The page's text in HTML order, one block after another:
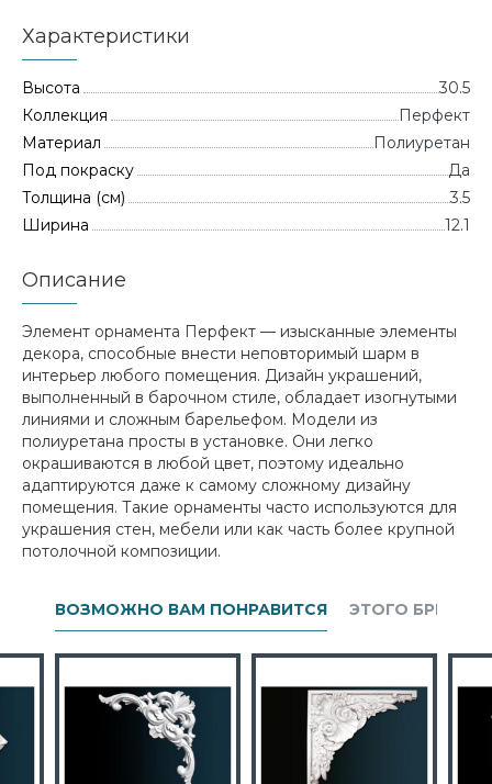
Характеристики
Высота
30.5
Коллекция
Перфект
Материал
Полиуретан
Под покраску
Да
Толщина (см)
3.5
Ширина
12.1
Описание
Элемент орнамента Перфект — изысканные элементы
декора, способные внести неповторимый шарм в
интерьер любого помещения. Дизайн украшений,
выполненный в барочном стиле, обладает изогнутыми
линиями и сложным барельефом. Модели из
полиуретана просты в установке. Они легко
окрашиваются в любой цвет, поэтому идеально
адаптируются даже к самому сложному дизайну
помещения. Такие орнаменты часто используются для
украшения стен, мебели или как часть более крупной
потолочной композиции.
ВОЗМОЖНО ВАМ ПОНРАВИТСЯ ЭТОГО БРЕНДА